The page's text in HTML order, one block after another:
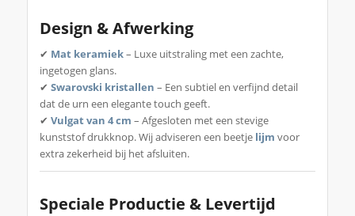
Design & Afwerking
✔ Mat keramiek– Luxe uitstraling met een zachte,
ingetogen glans.
✔ Swarovski kristallen – Een subtiel en verfijnd detail
dat de urn een elegante touch geeft.
✔ Vulgat van 4 cm – Afgesloten met een stevige
kunststof drukknop. Wij adviseren een beetje lijm voor
extra zekerheid bij het afsluiten.
Speciale Productie & Levertijd